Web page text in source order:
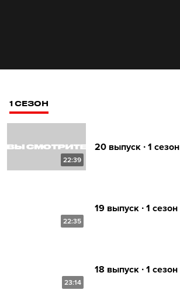
1 СЕЗОН
22:39
20 выпуск ∙ 1 сезон
22:35
19 выпуск ∙ 1 сезон
23:14
18 выпуск ∙ 1 сезон